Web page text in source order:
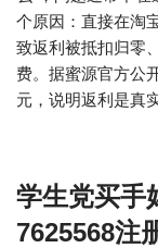
个原因：直接在淘
致返利被抵扣归零
费。据蜜源官方公
元，说明返利是
学生党买手
7625568注